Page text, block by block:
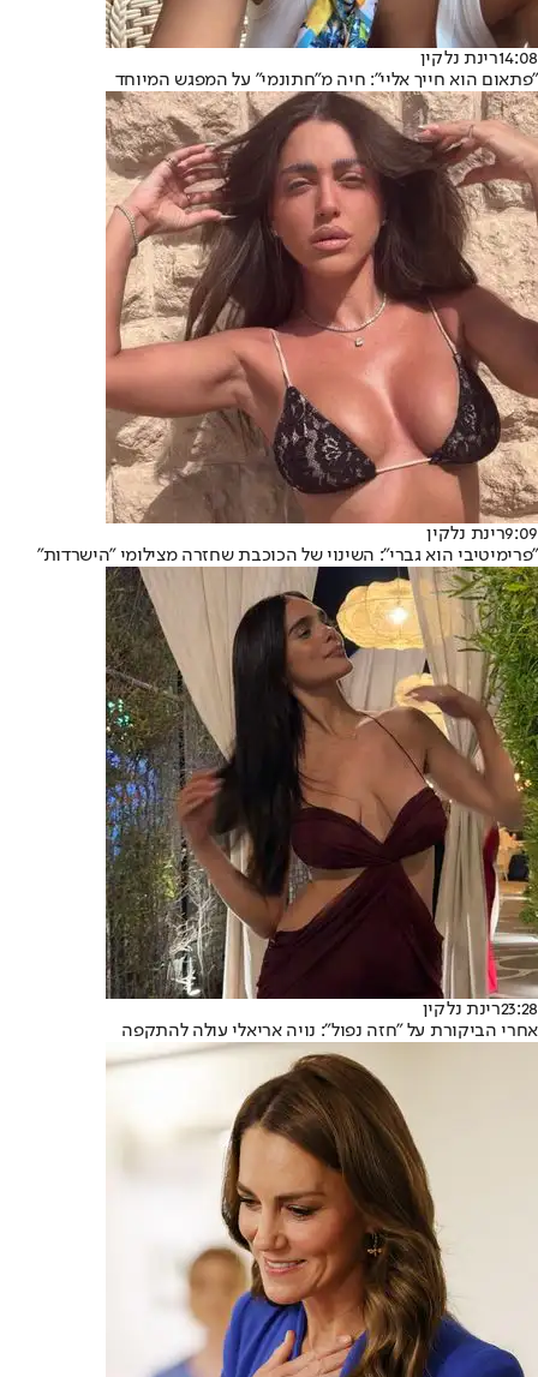
14:08רינת נלקין
"פתאום הוא חייך אליי": חיה מ"חתונמי" על המפגש המיוחד
9:09רינת נלקין
"פרימיטיבי הוא גברי": השינוי של הכוכבת שחזרה מצילומי "הישרדות"
23:28רינת נלקין
אחרי הביקורת על "חזה נפול": נויה אריאלי עולה להתקפה